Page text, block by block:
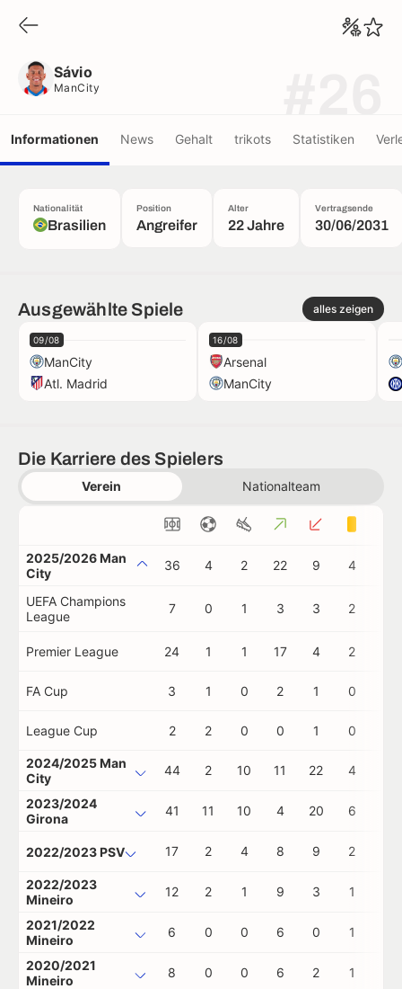
Sávio
ManCity
Informationen News Gehalt trikots Statistiken
Nationalität
Brasilien
Position
Angreifer
Alter
22 Jahre
Vertragsende
30/06/2031
Ausgewählte Spiele alles zeigen
09/08
ManCity
Atl. Madrid
16/08
Arsenal
ManCity
Die Karriere des Spielers
Verein Nationalteam
2025/2026 Man
City
36 4 2 22 9 4
UEFA Champions
League
7 0 1 3 3 2
Premier League 24 1 1 17 4 2
FA Cup 3 1 0 2 1 0
League Cup 2 2 0 0 1 0
2024/2025 Man
City
44 2 10 11 22 4
2023/2024
Girona
41 11 10 4 20 6
2022/2023 PSV 17 2 4 8 9 2
2022/2023
Mineiro
12 2 1 9 3 1
2021/2022
Mineiro
6 0 0 6 0 1
2020/2021
Mineiro
8 0 0 6 2 1